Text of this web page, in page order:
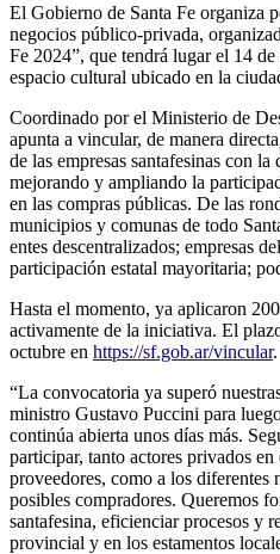
El Gobierno de Santa Fe organiza
negocios público-privada,
Fe 2024”, que tendrá lugar el 14
espacio cultural ubicado en la
Coordinado por el Ministerio de
apunta a vincular, de manera
de las empresas santafesinas con
mejorando y ampliando la
en las compras públicas. De las
municipios y comunas de todo
entes descentralizados; empresas
participación estatal mayoritaria;
Hasta el momento, ya aplicaron
activamente de la iniciativa. El
octubre en https://sf.gob.ar/vincular.
“La convocatoria ya superó
ministro Gustavo Puccini para
continúa abierta unos días más.
participar, tanto actores privados
proveedores, como a los diferentes
posibles compradores. Queremos
santafesina, eficienciar procesos y
provincial y en los estamentos